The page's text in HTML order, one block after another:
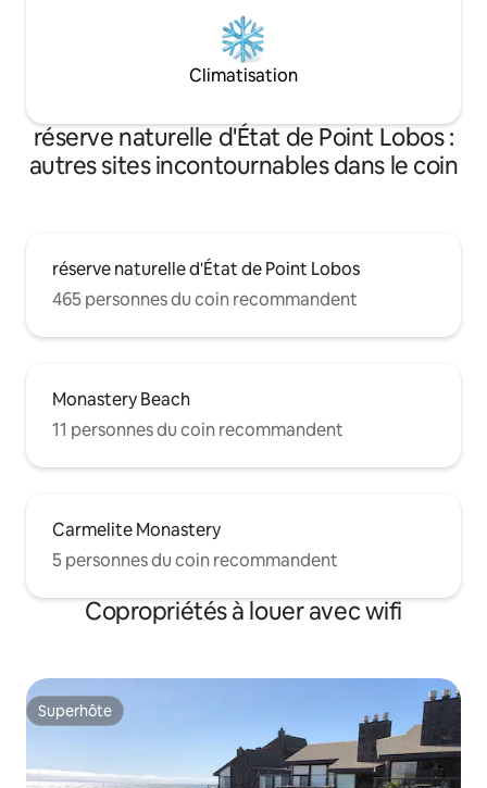
Climatisation
réserve naturelle d'État de Point Lobos :
autres sites incontournables dans le coin
réserve naturelle d'État de Point Lobos
465 personnes du coin recommandent
Monastery Beach
11 personnes du coin recommandent
Carmelite Monastery
5 personnes du coin recommandent
Copropriétés à louer avec wifi
Superhôte
Superhôte